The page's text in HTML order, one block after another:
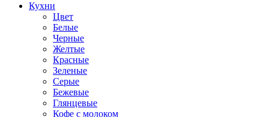
Кухни
Цвет
Белые
Черные
Желтые
Красные
Зеленые
Серые
Бежевые
Глянцевые
Кофе с молоком